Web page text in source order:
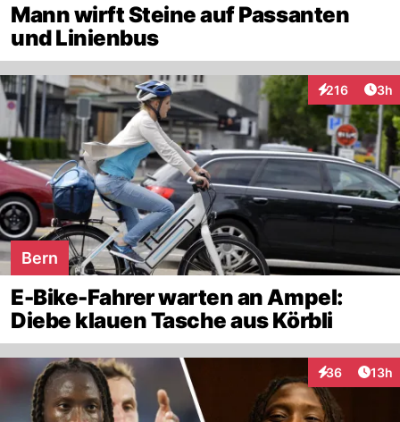
Mann wirft Steine auf Passanten
und Linienbus
216
Interaktionen
3h
Bern
E-Bike-Fahrer warten an Ampel:
Diebe klauen Tasche aus Körbli
36
Interaktionen
13h